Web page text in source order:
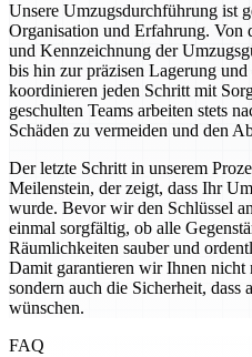
Unsere Umzugsdurchführung ist
Organisation und Erfahrung. Von
und Kennzeichnung der
bis hin zur präzisen Lagerung
koordinieren jeden Schritt mit
geschulten Teams arbeiten stets
Schäden zu vermeiden und den
Der letzte Schritt in unserem
Meilenstein, der zeigt, dass Ihr
wurde. Bevor wir den Schlüssel
einmal sorgfältig, ob alle
Räumlichkeiten sauber und
Damit garantieren wir Ihnen nicht
sondern auch die Sicherheit, dass
wünschen.
FAQ